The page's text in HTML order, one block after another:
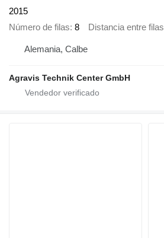
2015
Número de filas 8 Distancia entre filas
Alemania, Calbe
Agravis Technik Center GmbH